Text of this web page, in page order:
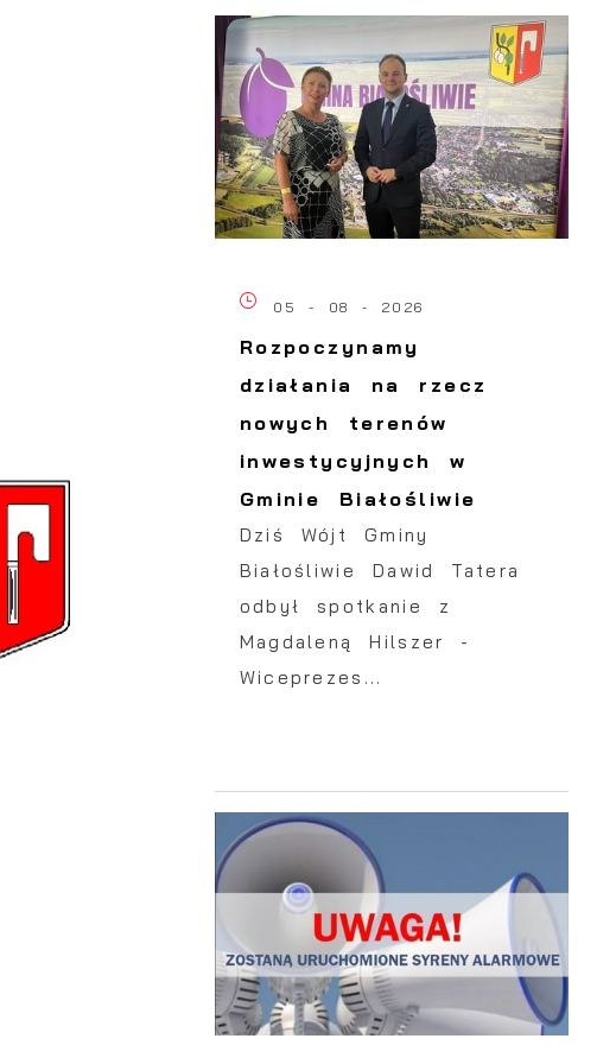
05 - 08 - 2026
Rozpoczynamy
działania na rzecz
nowych terenów
inwestycyjnych w
Gminie Białośliwie
Dziś Wójt Gminy
Białośliwie Dawid Tatera
odbył spotkanie z
Magdaleną Hilszer -
Wiceprezes...